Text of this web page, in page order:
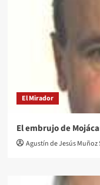
El Mirador
El embrujo de
Agustín de Jesús Muñoz